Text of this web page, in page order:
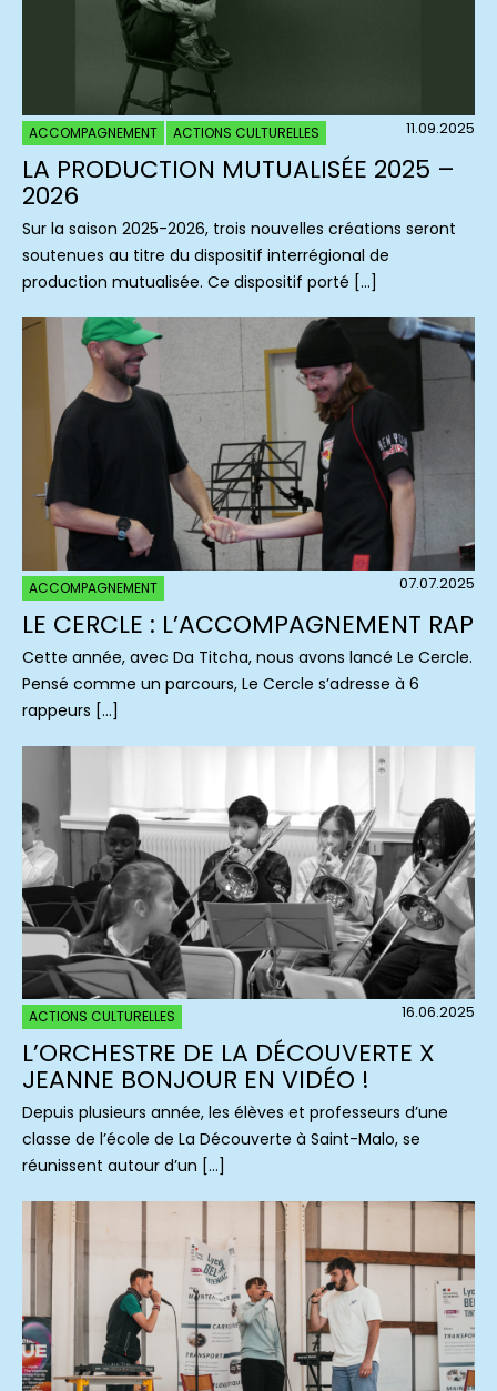
ACCOMPAGNEMENT ACTIONS CULTURELLES 11.09.2025
LA PRODUCTION MUTUALISÉE 2025 –
2026
Sur la saison 2025-2026, trois nouvelles créations seront
soutenues au titre du dispositif interrégional de
production mutualisée. Ce dispositif porté […]
ACCOMPAGNEMENT 07.07.2025
LE CERCLE : L’ACCOMPAGNEMENT RAP
Cette année, avec Da Titcha, nous avons lancé Le Cercle.
Pensé comme un parcours, Le Cercle s’adresse à 6
rappeurs […]
ACTIONS CULTURELLES 16.06.2025
L’ORCHESTRE DE LA DÉCOUVERTE X
JEANNE BONJOUR EN VIDÉO !
Depuis plusieurs année, les élèves et professeurs d’une
classe de l’école de La Découverte à Saint-Malo, se
réunissent autour d’un […]